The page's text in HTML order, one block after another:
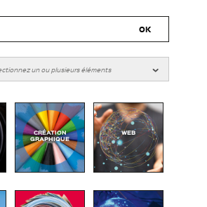
CRÉATION
GRAPHIQUE
WEB